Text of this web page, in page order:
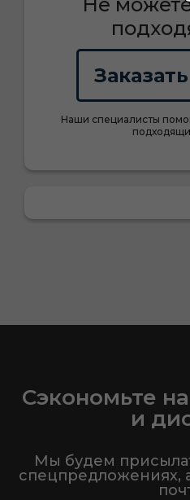
Наши специалисты
Сэкономьте
и
Мы будем
спецпредложениях,